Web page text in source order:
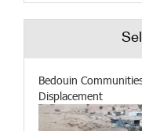
Bedouin
Displacement